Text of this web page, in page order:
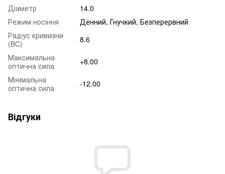
Діаметр
14.0
Режим носіння
Денний, Гнучкий, Безперервний
Радіус кривизни
(BC)
8.6
Максимальна
оптична сила
+8.00
Мінімальна
оптична сила
-12.00
Відгуки